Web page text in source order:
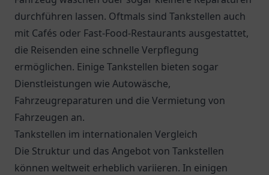
durchführen lassen. Oftmals sind Tankstellen auch
mit Cafés oder Fast-Food-Restaurants ausgestattet,
die Reisenden eine schnelle Verpflegung
ermöglichen. Einige Tankstellen bieten sogar
Dienstleistungen wie Autowäsche,
Fahrzeugreparaturen und die Vermietung von
Fahrzeugen an.
Tankstellen im internationalen Vergleich
Die Struktur und das Angebot von Tankstellen
können weltweit erheblich variieren. In einigen